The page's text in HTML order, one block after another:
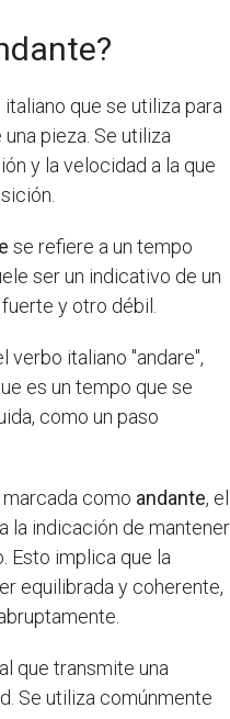
que se utiliza para
pieza. Se utiliza
y la velocidad a la que
se refiere a un tempo
ser un indicativo de un
y otro débil.
verbo italiano "andare",
es un tempo que se
como un paso
como andante, el
la indicación de mantener
Esto implica que la
equilibrada y coherente,
que transmite una
Se utiliza comúnmente